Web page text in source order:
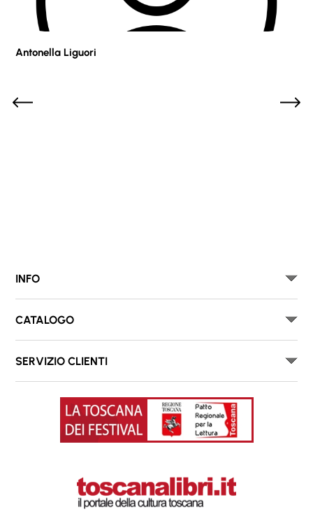
Antonella Liguori
INFO
CATALOGO
SERVIZIO CLIENTI